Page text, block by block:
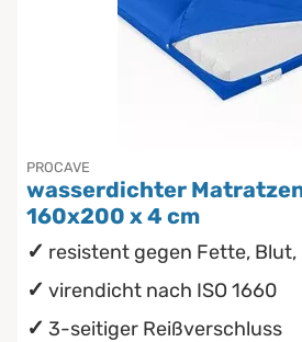
PROCAVE
wasserdichter
160x200 x 4 cm
resistent gegen Fette, Blut,
virendicht nach ISO 1660
3-seitiger Reißverschluss